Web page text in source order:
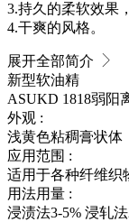
3.持久的柔软效果
4.干爽的风格。
展开全部简介
新型软油精
ASUKD 1818弱阳
外观 :
浅黄色粘稠膏状体
应用范围 :
适用于各种纤维织
用法用量 :
浸渍法3-5% 浸轧